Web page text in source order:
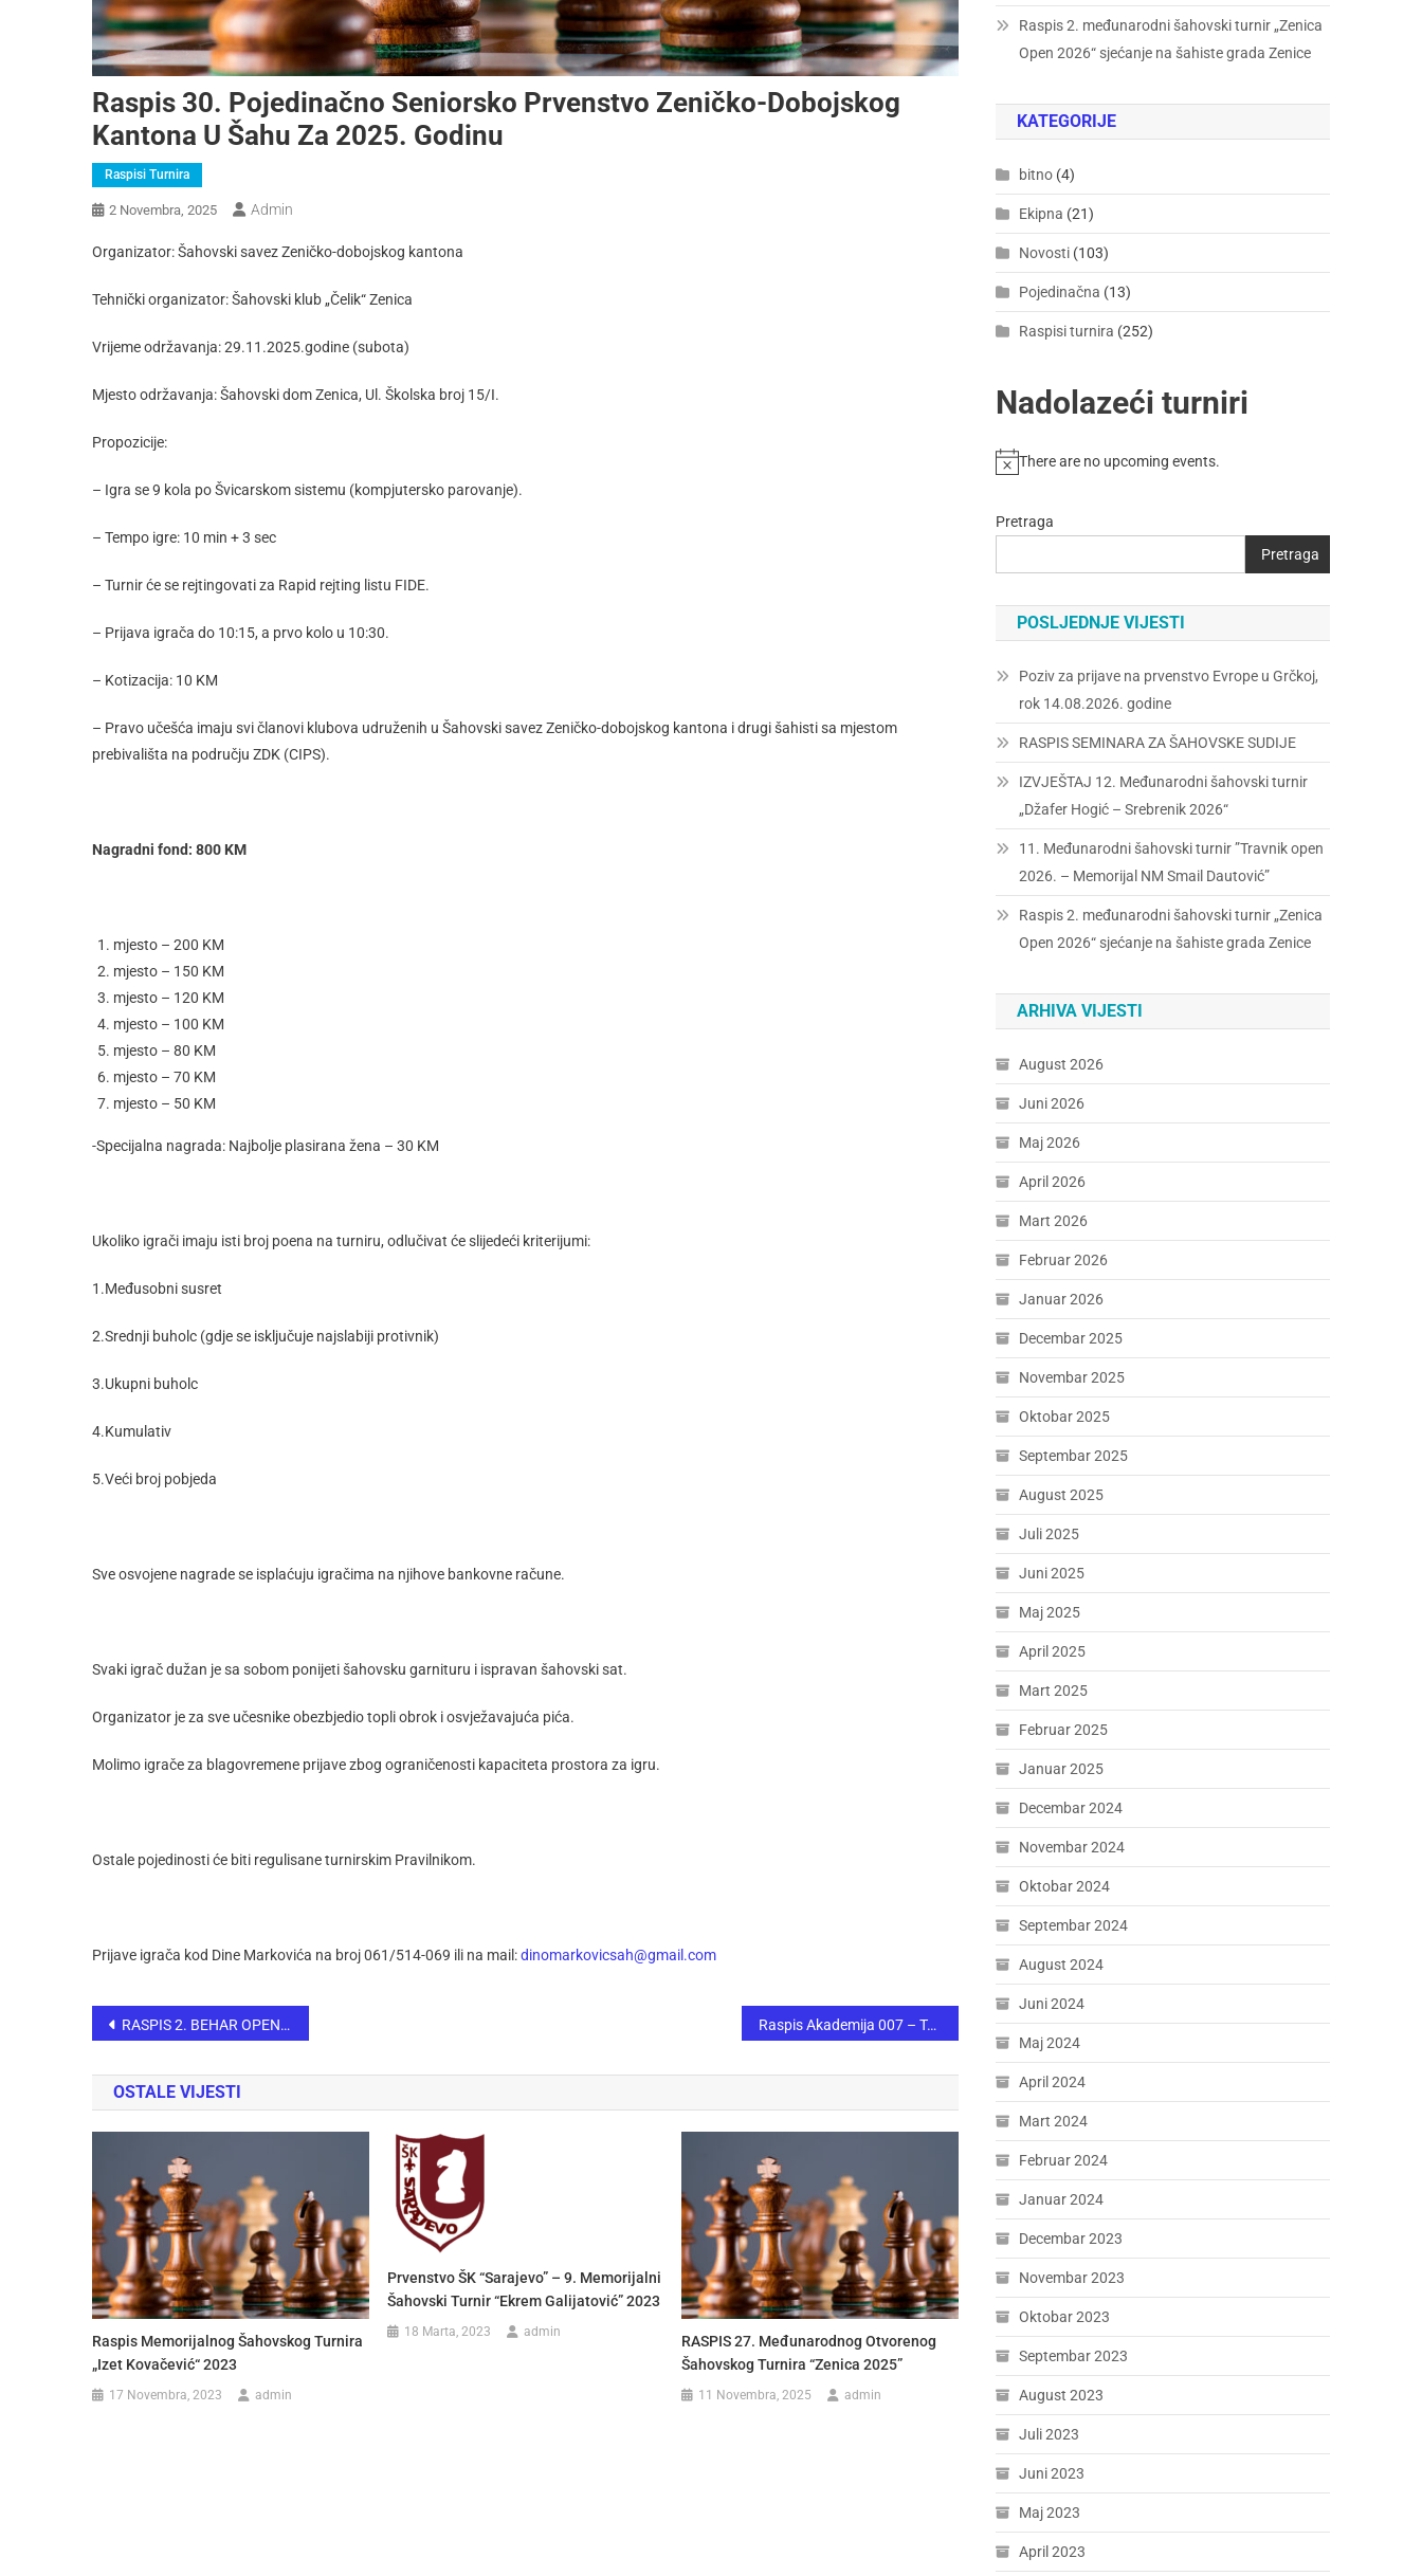
Raspis 30. Pojedinačno Seniorsko Prvenstvo Zeničko-Dobojskog
Kantona U Šahu Za 2025. Godinu
Raspisi Turnira
2 Novembra, 2025 Admin
Organizator: Šahovski savez Zeničko-dobojskog kantona
Tehnički organizator: Šahovski klub „Čelik“ Zenica
Vrijeme održavanja: 29.11.2025.godine (subota)
Mjesto održavanja: Šahovski dom Zenica, Ul. Školska broj 15/I.
Propozicije:
– Igra se 9 kola po Švicarskom sistemu (kompjutersko parovanje).
– Tempo igre: 10 min + 3 sec
– Turnir će se rejtingovati za Rapid rejting listu FIDE.
– Prijava igrača do 10:15, a prvo kolo u 10:30.
– Kotizacija: 10 KM
– Pravo učešća imaju svi članovi klubova udruženih u Šahovski savez Zeničko-dobojskog kantona i drugi šahisti sa mjestom
prebivališta na području ZDK (CIPS).
Nagradni fond: 800 KM
mjesto – 200 KM
mjesto – 150 KM
mjesto – 120 KM
mjesto – 100 KM
mjesto – 80 KM
mjesto – 70 KM
mjesto – 50 KM
-Specijalna nagrada: Najbolje plasirana žena – 30 KM
Ukoliko igrači imaju isti broj poena na turniru, odlučivat će slijedeći kriterijumi:
1.Međusobni susret
2.Srednji buholc (gdje se isključuje najslabiji protivnik)
3.Ukupni buholc
4.Kumulativ
5.Veći broj pobjeda
Sve osvojene nagrade se isplaćuju igračima na njihove bankovne račune.
Svaki igrač dužan je sa sobom ponijeti šahovsku garnituru i ispravan šahovski sat.
Organizator je za sve učesnike obezbjedio topli obrok i osvježavajuća pića.
Molimo igrače za blagovremene prijave zbog ograničenosti kapaciteta prostora za igru.
Ostale pojedinosti će biti regulisane turnirskim Pravilnikom.
Prijave igrača kod Dine Markovića na broj 061/514-069 ili na mail:dinomarkovicsah@gmail.com
RASPIS 2. BEHAR OPEN 2025 Raspis Akademija 007 – Turnira povodom Dana državnosti BiH
OSTALE VIJESTI
Raspis Memorijalnog Šahovskog Turnira
„Izet Kovačević“ 2023
17 Novembra, 2023 admin
Prvenstvo ŠK “Sarajevo” – 9. Memorijalni
Šahovski Turnir “Ekrem Galijatović” 2023
18 Marta, 2023 admin
RASPIS 27. Međunarodnog Otvorenog
Šahovskog Turnira “Zenica 2025”
11 Novembra, 2025 admin
Raspis 2. međunarodni šahovski turnir „Zenica
Open 2026“ sjećanje na šahiste grada Zenice
KATEGORIJE
bitno (4)
Ekipna (21)
Novosti (103)
Pojedinačna (13)
Raspisi turnira (252)
Nadolazeći turniri
There are no upcoming events.
Pretraga
Pretraga
POSLJEDNJE VIJESTI
Poziv za prijave na prvenstvo Evrope u Grčkoj,
rok 14.08.2026. godine
RASPIS SEMINARA ZA ŠAHOVSKE SUDIJE
IZVJEŠTAJ 12. Međunarodni šahovski turnir
„Džafer Hogić – Srebrenik 2026“
11. Međunarodni šahovski turnir ”Travnik open
2026. – Memorijal NM Smail Dautović”
Raspis 2. međunarodni šahovski turnir „Zenica
Open 2026“ sjećanje na šahiste grada Zenice
ARHIVA VIJESTI
August 2026
Juni 2026
Maj 2026
April 2026
Mart 2026
Februar 2026
Januar 2026
Decembar 2025
Novembar 2025
Oktobar 2025
Septembar 2025
August 2025
Juli 2025
Juni 2025
Maj 2025
April 2025
Mart 2025
Februar 2025
Januar 2025
Decembar 2024
Novembar 2024
Oktobar 2024
Septembar 2024
August 2024
Juni 2024
Maj 2024
April 2024
Mart 2024
Februar 2024
Januar 2024
Decembar 2023
Novembar 2023
Oktobar 2023
Septembar 2023
August 2023
Juli 2023
Juni 2023
Maj 2023
April 2023